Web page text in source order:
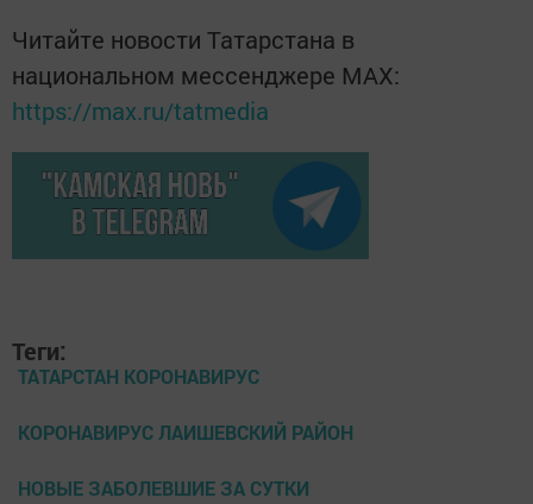
Читайте новости Татарстана в
национальном мессенджере MАХ:
https://max.ru/tatmedia
Теги:
ТАТАРСТАН КОРОНАВИРУС
КОРОНАВИРУС ЛАИШЕВСКИЙ РАЙОН
НОВЫЕ ЗАБОЛЕВШИЕ ЗА СУТКИ